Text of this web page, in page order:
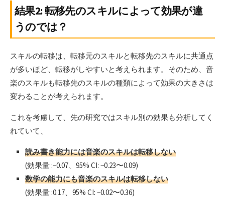
結果2: 転移先のスキルによって効果が違
うのでは？
スキルの転移は、転移元のスキルと転移先のスキルに共通点
が多いほど、転移がしやすいと考えられます。そのため、音
楽のスキルも転移先のスキルの種類によって効果の大きさは
変わることが考えられます。
これを考慮して、先の研究ではスキル別の効果も分析してく
れていて、
読み書き能力には音楽のスキルは転移しない
(効果量 :−0.07、95% CI: −0.23〜0.09)
数学の能力にも音楽のスキルは転移しない
(効果量 :0.17、95% CI: −0.02〜0.36)